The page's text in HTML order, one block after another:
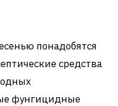
понадобятся
средства
фунгицидные